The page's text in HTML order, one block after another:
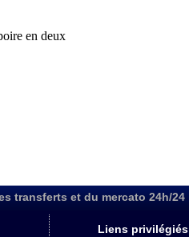
transferts et du mercato 24h/24
Liens privilégiés